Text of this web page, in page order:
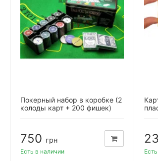
Покерный набор в коробке (2
колоды карт + 200 фишек)
750 грн
Есть в наличии